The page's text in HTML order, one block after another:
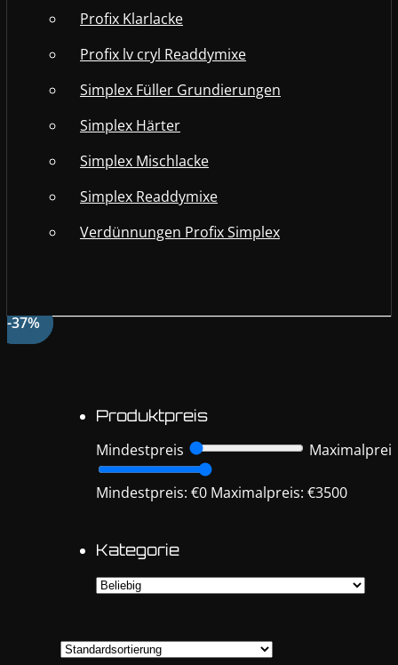
Profix Klarlacke
Profix lv cryl Readdymixe
Simplex Füller Grundierungen
Simplex Härter
Simplex Mischlacke
Simplex Readdymixe
Verdünnungen Profix Simplex
Produktpreis
Mindestpreis
Maximalpreis
Mindestpreis: €0 Maximalpreis: €3500
Kategorie
-37%
-37%